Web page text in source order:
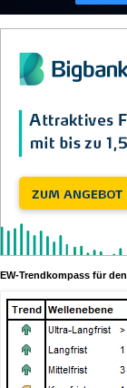
EW-Trendkompass für